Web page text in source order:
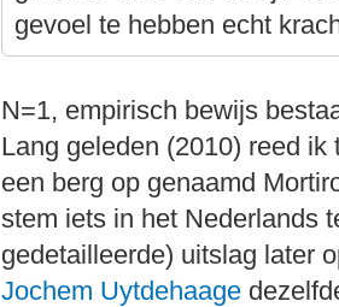
gevoel te hebben echt
N=1, empirisch bewijs
Lang geleden (2010) reed
een berg op genaamd
stem iets in het Nederlands
gedetailleerde) uitslag later
Jochem Uytdehaage